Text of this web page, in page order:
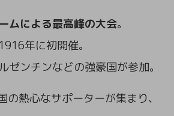
ムによる最高峰の大会。
年に初開催。
ゼンチンなどの強豪国が参加。
の熱心なサポーターが集まり、